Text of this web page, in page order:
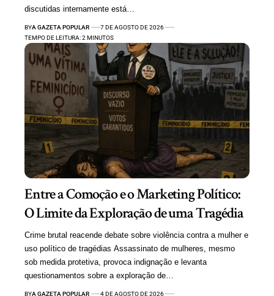
discutidas internamente está…
BYA GAZETA POPULAR
7 DE AGOSTO DE 2026
TEMPO DE LEITURA: 2 MINUTOS
Entre a Comoção e o Marketing Político:
O Limite da Exploração de uma Tragédia
Crime brutal reacende debate sobre violência contra a mulher e
uso político de tragédias Assassinato de mulheres, mesmo
sob medida protetiva, provoca indignação e levanta
questionamentos sobre a exploração de…
BYA GAZETA POPULAR
4 DE AGOSTO DE 2026